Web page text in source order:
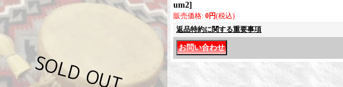
um2]
販売価格: 0円(税込)
返品特約に関する重要事項